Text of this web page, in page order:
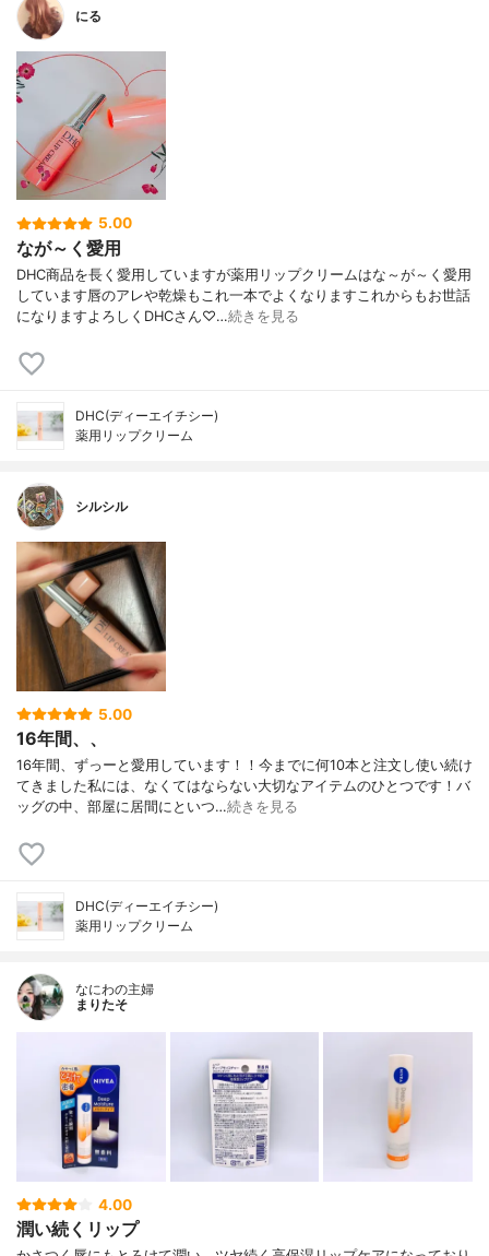
にる
5.00
なが～く愛用
DHC商品を長く愛用していますが薬用リップクリームはな～が～く愛用
しています唇のアレや乾燥もこれ一本でよくなりますこれからもお世話
になりますよろしくDHCさん♡…続きを見る
DHC(ディーエイチシー)
薬用リップクリーム
シルシル
5.00
16年間、、
16年間、ずっーと愛用しています！！今までに何10本と注文し使い続け
てきました私には、なくてはならない大切なアイテムのひとつです！バ
ッグの中、部屋に居間にといつ…続きを見る
DHC(ディーエイチシー)
薬用リップクリーム
なにわの主婦
まりたそ
4.00
潤い続くリップ